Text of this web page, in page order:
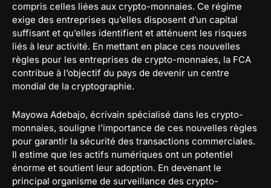
compris celles liées aux crypto-monnaies. Ce régime
exige des entreprises qu’elles disposent d’un capital
suffisant et qu’elles identifient et atténuent les risques
liés à leur activité. En mettant en place ces nouvelles
règles pour les entreprises de crypto-monnaies, la FCA
contribue à l’objectif du pays de devenir un centre
mondial de la cryptographie.
Mayowa Adebajo, écrivain spécialisé dans les crypto-
monnaies, souligne l’importance de ces nouvelles règles
pour garantir la sécurité des transactions commerciales.
Il estime que les actifs numériques ont un potentiel
énorme et soutient leur adoption. En devenant le
principal organisme de surveillance des crypto-